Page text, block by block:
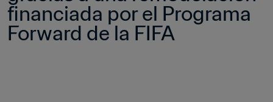
financiada por el Programa
Forward de la FIFA